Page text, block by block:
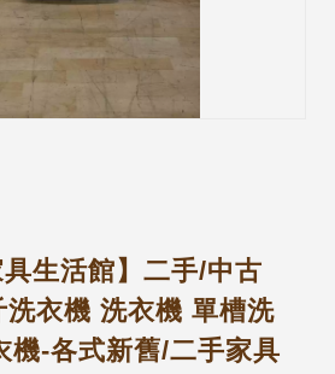
具生活館】二手/中古
洗衣機 洗衣機 單槽洗
機-各式新舊/二手家具